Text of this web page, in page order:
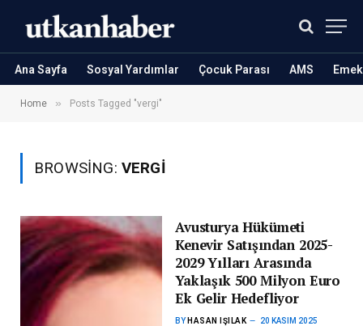
Ana Sayfa Sosyal Yardımlar Çocuk Parası AMS
Home » Posts Tagged "vergi"
BROWSING: VERGI
Avusturya Hükümeti
Kenevir Satışından 2025-
2029 Yılları Arasında
Yaklaşık 500 Milyon Euro
Ek Gelir Hedefliyor
BY HASAN IŞILAK 20 KASIM 2025